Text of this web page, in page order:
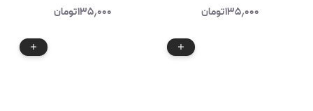
۱۳۵٫۰۰۰تومان ۱۳۵٫۰۰۰تومان